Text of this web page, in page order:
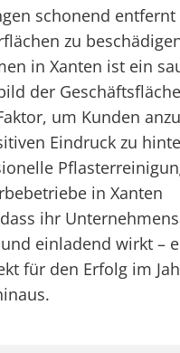
schonend entfernt
zu
in Xanten ist ein
der
um Kunden
Eindruck zu
in Xanten
ihr
einladend wirkt –
für den Erfolg im